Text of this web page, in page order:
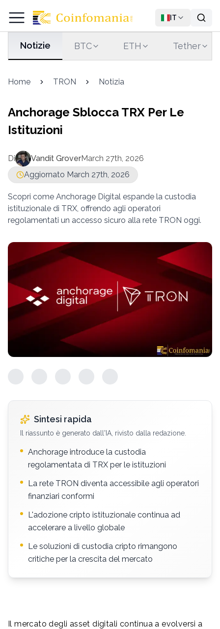
IT
Notizie BTC ETH Tether
Home TRON Notizia
Anchorage Sblocca TRX Per Le
Istituzioni
Di Vandit GroverMarch 27th, 2026
Aggiornato March 27th, 2026
Scopri come Anchorage Digital espande la custodia
istituzionale di TRX, offrendo agli operatori
regolamentati un accesso sicuro alla rete TRON oggi.
Sintesi rapida
Il riassunto è generato dall'IA, rivisto dalla redazione.
Anchorage introduce la custodia
regolamentata di TRX per le istituzioni
La rete TRON diventa accessibile agli operatori
finanziari conformi
L'adozione cripto istituzionale continua ad
accelerare a livello globale
Le soluzioni di custodia cripto rimangono
critiche per la crescita del mercato
Il mercato degli asset digitali continua a evolversi a